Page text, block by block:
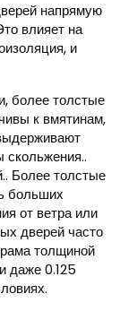
напрямую
влияет на
и
более толстые
к вмятинам,
скольжения..
Более толстые
больших
от ветра или
дверей часто
толщиной
даже 0.125